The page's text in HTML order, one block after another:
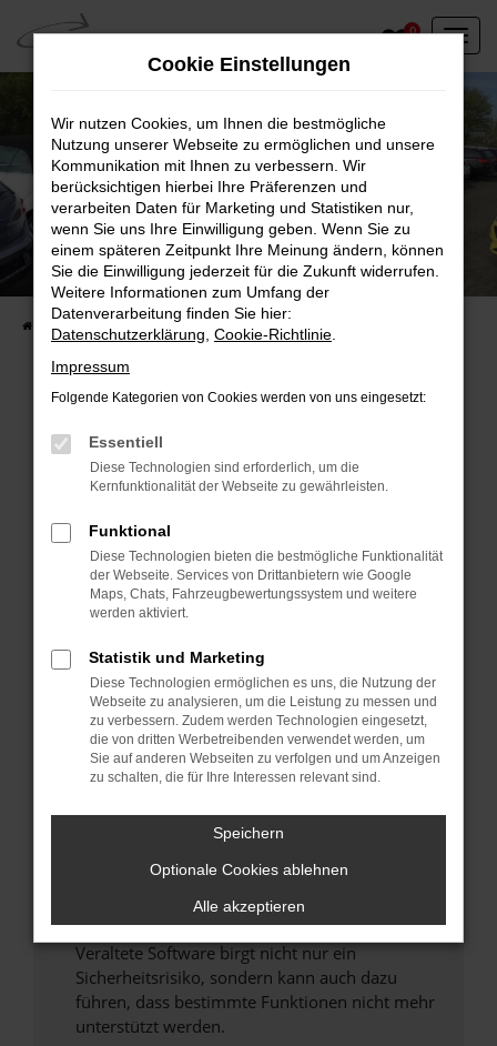
Zum
Hauptinhalt
springen
0
Unser Fahrzeugbestand vor Ort
Entdecken Sie unsere sofort verfügbaren
Fahrzeugangebote
Fehler: Network Error
Beim Laden ist ein Fehler aufgetreten.
Hier sind ein paar Tipps, die dir helfen können:
Überprüfe deine Firewall und deine
Internetverbindung.
Laden andere Webseiten, zum Beispiel deine
Suchmaschine?
Manche Erweiterungen, wie Werbeblocker,
können das Laden bestimmter Seiten
verhindern. Funktioniert die Seite in einem
anderen Browser oder in einem privaten
Fenster?
Das kann manchmal helfen, vorübergehende
Probleme zu beheben.
Stelle sicher, dass dein Browser und dein
Betriebssystem auf dem neuesten Stand
sind.
Veraltete Software birgt nicht nur ein
Sicherheitsrisiko, sondern kann auch dazu
führen, dass bestimmte Funktionen nicht mehr
unterstützt werden.
Cookie Einstellungen
Wir nutzen Cookies, um Ihnen die bestmögliche
Nutzung unserer Webseite zu ermöglichen und unsere
Kommunikation mit Ihnen zu verbessern. Wir
berücksichtigen hierbei Ihre Präferenzen und
verarbeiten Daten für Marketing und Statistiken nur,
wenn Sie uns Ihre Einwilligung geben. Wenn Sie zu
einem späteren Zeitpunkt Ihre Meinung ändern, können
Sie die Einwilligung jederzeit für die Zukunft widerrufen.
Weitere Informationen zum Umfang der
Datenverarbeitung finden Sie hier:
Datenschutzerklärung Cookie-Richtlinie
Impressum
Folgende Kategorien von Cookies werden von uns eingesetzt:
Essentiell
Diese Technologien sind erforderlich, um die
Kernfunktionalität der Webseite zu gewährleisten.
Funktional
Diese Technologien bieten die bestmögliche Funktionalität
der Webseite. Services von Drittanbietern wie Google
Maps, Chats, Fahrzeugbewertungssystem und weitere
werden aktiviert.
Statistik und Marketing
Diese Technologien ermöglichen es uns, die Nutzung der
Webseite zu analysieren, um die Leistung zu messen und
zu verbessern. Zudem werden Technologien eingesetzt,
die von dritten Werbetreibenden verwendet werden, um
Sie auf anderen Webseiten zu verfolgen und um Anzeigen
zu schalten, die für Ihre Interessen relevant sind.
Speichern
Optionale Cookies ablehnen
Alle akzeptieren